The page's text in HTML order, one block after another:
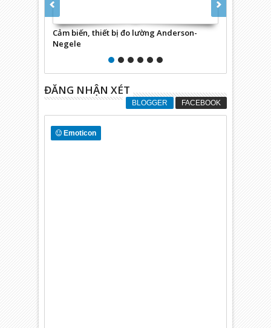
Cảm biến, thiết bị đo lường Anderson-
Negele
ĐĂNG NHẬN XÉT
BLOGGER FACEBOOK
Emoticon